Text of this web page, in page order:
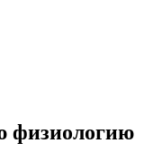
физиологию